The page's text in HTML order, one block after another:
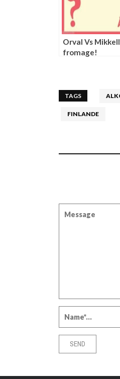
Orval Vs
fromage!
TAGS
FINLANDE